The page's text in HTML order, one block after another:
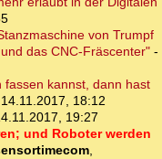
von Trumpf
das CNC-Fräscenter" -
fassen kannst, dann hast
14.11.2017, 18:12
19:27
und Roboter werden
,